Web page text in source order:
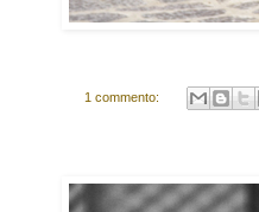
1 commento: